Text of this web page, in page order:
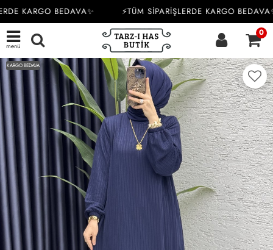
KARGO BEDAVA✨ ⚡TÜM SİPARİŞLERDE KARGO BEDAVA✨
menü
0
KARGO BEDAVA